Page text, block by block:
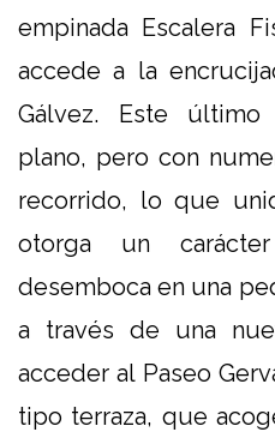
empinada Escalera
accede a la
Gálvez. Este
plano, pero con
recorrido, lo que
otorga un
desemboca en una
a través de una
acceder al Paseo
tipo terraza, que